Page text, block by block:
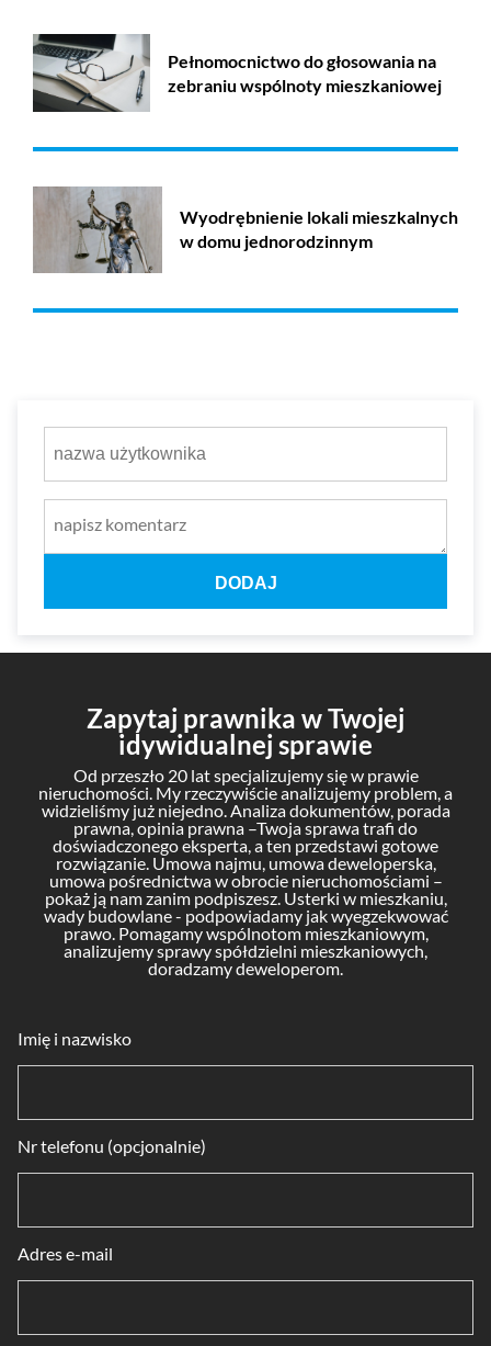
Pełnomocnictwo do głosowania na
zebraniu wspólnoty mieszkaniowej
Wyodrębnienie lokali mieszkalnych
w domu jednorodzinnym
DODAJ
Zapytaj prawnika w Twojej
idywidualnej sprawie
Od przeszło 20 lat specjalizujemy się w prawie
nieruchomości. My rzeczywiście analizujemy problem, a
widzieliśmy już niejedno. Analiza dokumentów, porada
prawna, opinia prawna –Twoja sprawa trafi do
doświadczonego eksperta, a ten przedstawi gotowe
rozwiązanie. Umowa najmu, umowa deweloperska,
umowa pośrednictwa w obrocie nieruchomościami –
pokaż ją nam zanim podpiszesz. Usterki w mieszkaniu,
wady budowlane - podpowiadamy jak wyegzekwować
prawo. Pomagamy wspólnotom mieszkaniowym,
analizujemy sprawy spółdzielni mieszkaniowych,
doradzamy deweloperom.
Imię i nazwisko
Nr telefonu (opcjonalnie)
Adres e-mail